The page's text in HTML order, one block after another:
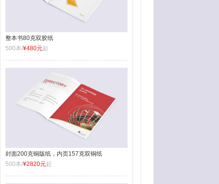
整本书80克双胶纸
500本/¥480元起
封面200克铜版纸，内页157克双铜纸
500本/¥2820元起